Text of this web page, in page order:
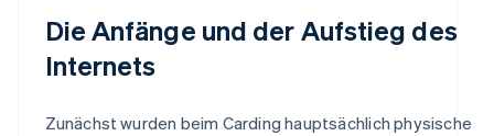
Die Anfänge und der Aufstieg des
Internets
Zunächst wurden beim Carding hauptsächlich physische